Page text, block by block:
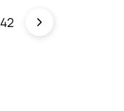
42